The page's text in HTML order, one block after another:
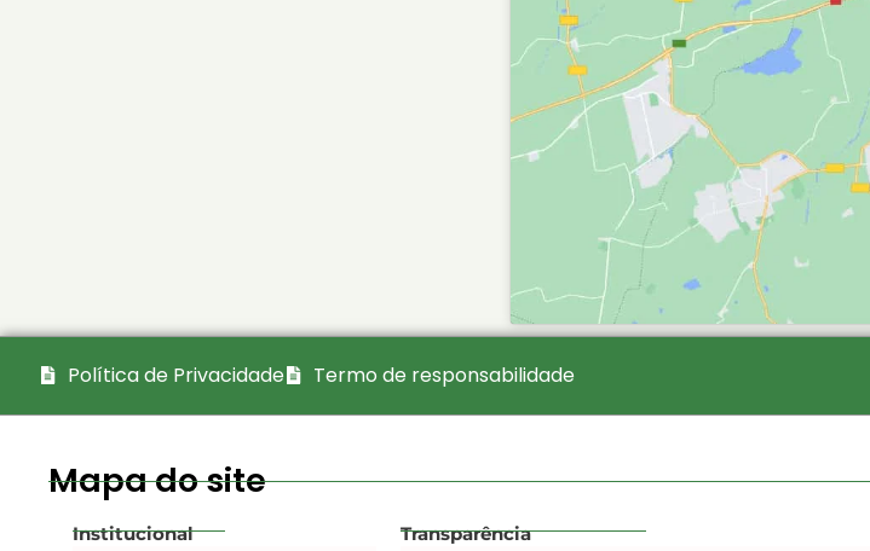
Política de Privacidade Termo de responsabilidade
Mapa do site
Institucional Transparência